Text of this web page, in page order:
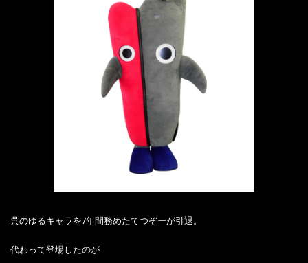
呉のゆるキャラを7年間務めたてつぞーが引退。
代わって登場したのが